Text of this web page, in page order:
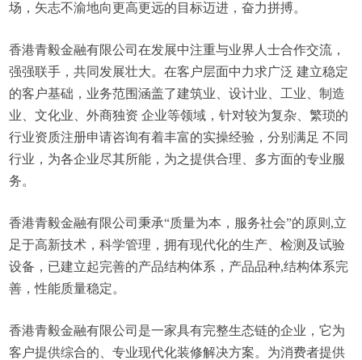
场，矢志不渝地向更高更远的目标迈进，奋力拼搏。
香港青毅金融有限公司在发展中注重与业界人士合作交流，
强强联手，共同发展壮大。在客户层面中力求广泛 建立稳定
的客户基础，业务范围涵盖了建筑业、设计业、工业、制造
业、文化业、外商独资 企业等领域，针对较为复杂、繁琐的
行业资质注册申请咨询有着丰富的实操经验，分别满足 不同
行业，为各企业尽其所能，为之提供合理、多方面的专业服
务。
香港青毅金融有限公司秉承“质量为本，服务社会”的原则,立
足于高新技术，科学管理，拥有现代化的生产、检测及试验
设备，已建立起完善的产品结构体系，产品品种,结构体系完
善，性能质量稳定。
香港青毅金融有限公司是一家具有完整生态链的企业，它为
客户提供综合的、专业现代化装修解决方案。为消费者提供